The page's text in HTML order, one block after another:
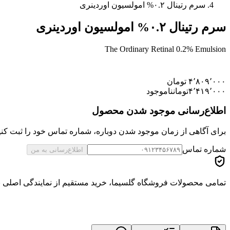
سرم رتینال ۰.۲% امولسیون اوردینری
سرم رتینال ۰.۲% امولسیون اوردینری
The Ordinary Retinal 0.2% Emulsion
۴٬۸۰۹٬۰۰۰ تومان
۴٬۴۱۹٬۰۰۰تومانناموجود
اطلاع‌رسانی موجود شدن محصول
برای آگاهی از زمان موجود شدن دوباره، شماره تماس خود را ثبت
شماره تماس اطلاع‌رسانی به من
تمامی محصولات فروشگاه گلسیما، خرید مستقیم از نمایندگی اصلی